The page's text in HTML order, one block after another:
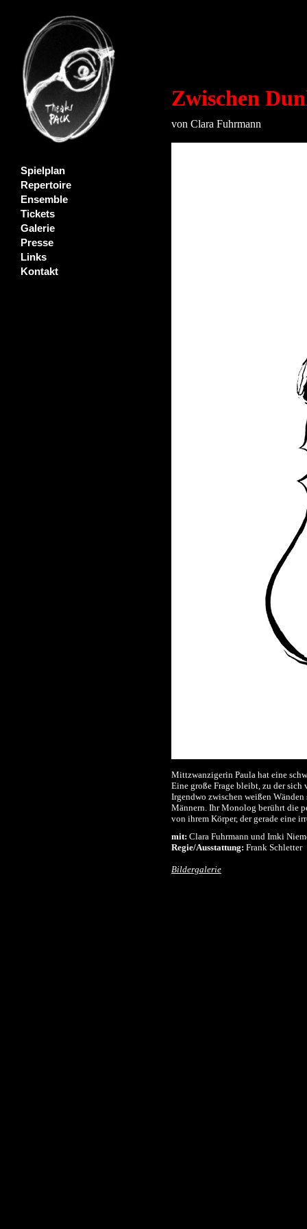
Spielplan
Repertoire
Ensemble
Tickets
Galerie
Presse
Links
Kontakt
Zwischen
von Clara Fuhrmann
Mittzwanzigerin Paula hat eine
Eine große Frage bleibt, zu der
Irgendwo zwischen weißen
Männern. Ihr Monolog berührt die
von ihrem Körper, der gerade eine
mit: Clara Fuhrmann und Imki
Regie/Ausstattung: Frank Schletter
Bildergalerie